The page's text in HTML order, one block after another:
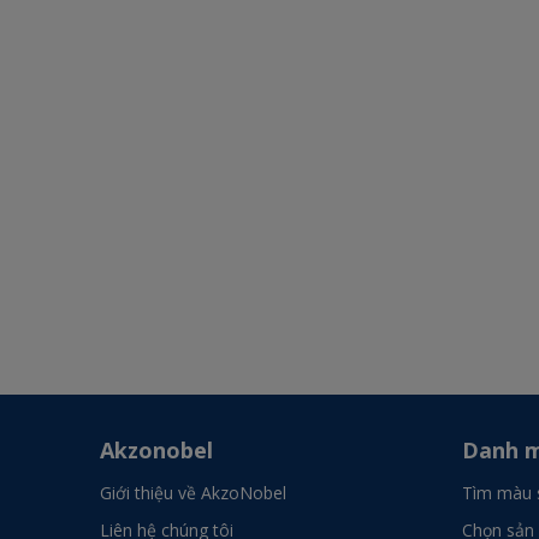
Akzonobel
Giới thiệu về AkzoNobel
Liên hệ chúng tôi
Danh
Tìm màu
Chọn